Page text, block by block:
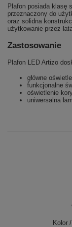
Plafon posiada klasę
przeznaczony do
oraz solidna
użytkowanie przez
Zastosowanie
Plafon LED Artizo
główne
funkcjonalne
oświetlenie
uniwersalna
Kolor